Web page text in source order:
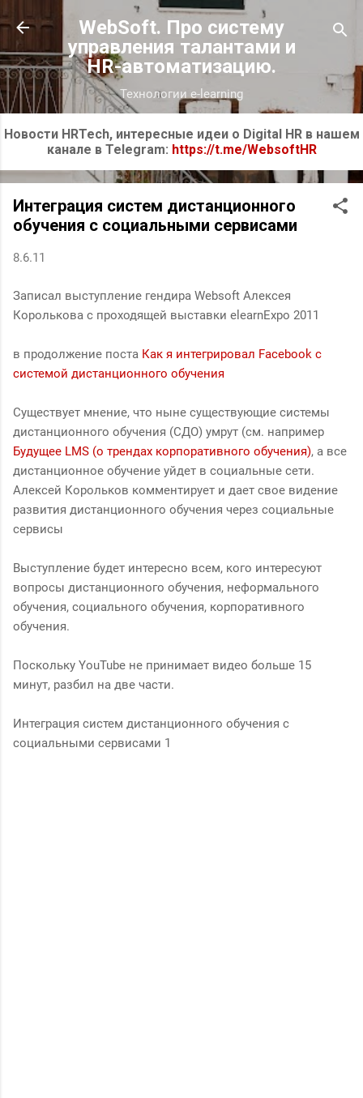
К основному контенту
WebSoft. Про систему
управления талантами и
HR-автоматизацию.
Технологии e-learning
Новости HRTech, интересные идеи о Digital HR в нашем
канале в Telegram: https://t.me/WebsoftHR
Интеграция систем дистанционного
обучения с социальными сервисами
8.6.11
Записал выступление гендира Websoft Алексея
Королькова с проходящей выставки elearnExpo 2011
в продолжение поста Как я интегрировал Facebook c
системой дистанционного обучения
Существует мнение, что ныне существующие системы
дистанционного обучения (СДО) умрут (см. например
Будущее LMS (о трендах корпоративного обучения), а все
дистанционное обучение уйдет в социальные сети.
Алексей Корольков комментирует и дает свое видение
развития дистанционного обучения через социальные
сервисы
Выступление будет интересно всем, кого интересуют
вопросы дистанционного обучения, неформального
обучения, социального обучения, корпоративного
обучения.
Поскольку YouTube не принимает видео больше 15
минут, разбил на две части.
Интеграция систем дистанционного обучения с
социальными сервисами 1